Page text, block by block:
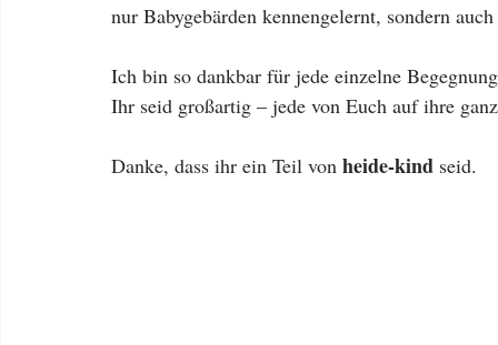
nur Babygebärden kennengelernt, sondern
Ich bin so dankbar für jede einzelne
Ihr seid großartig – jede von Euch auf ihre
Danke, dass ihr ein Teil von heide-kind seid.